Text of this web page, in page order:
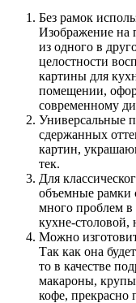
Без рамок
Изображение на
из одного в
целостности
картины для
помещении,
современному
Универсальные
сдержанных
картин,
тек.
Для
объемные рамки
много проблем в
кухне-столовой,
Можно
Так как она
то в качестве
макароны,
кофе, прекрасно